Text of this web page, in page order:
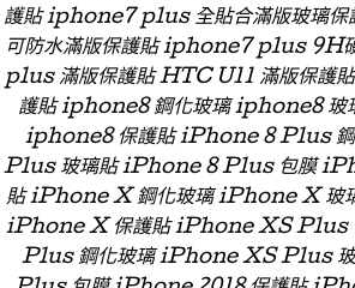
護貼 iphone7 plus 全貼合滿版玻璃
可防水滿版保護貼 iphone7 plus 9H
plus 滿版保護貼 HTC U11 滿版保護
護貼 iphone8 鋼化玻璃 iphone8 玻
iphone8 保護貼 iPhone 8 Plus
Plus 玻璃貼 iPhone 8 Plus 包膜
貼 iPhone X 鋼化玻璃 iPhone X 玻
iPhone X 保護貼 iPhone XS Plus
Plus 鋼化玻璃 iPhone XS Plus